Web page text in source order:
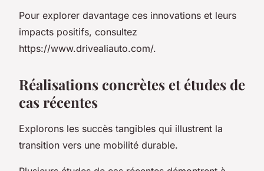
Pour explorer davantage ces innovations et leurs
impacts positifs, consultez
https://www.drivealiauto.com/.
Réalisations concrètes et études de
cas récentes
Explorons les succès tangibles qui illustrent la
transition vers une mobilité durable.